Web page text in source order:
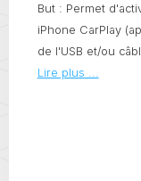
But : Permet
iPhone CarPlay
de l'USB et/ou
Lire plus ...